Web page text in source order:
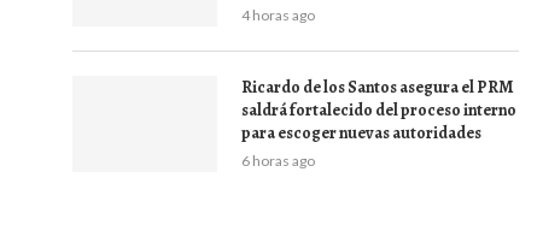
4 horas ago
Ricardo de los Santos asegura el PRM
saldrá fortalecido del proceso interno
para escoger nuevas autoridades
6 horas ago